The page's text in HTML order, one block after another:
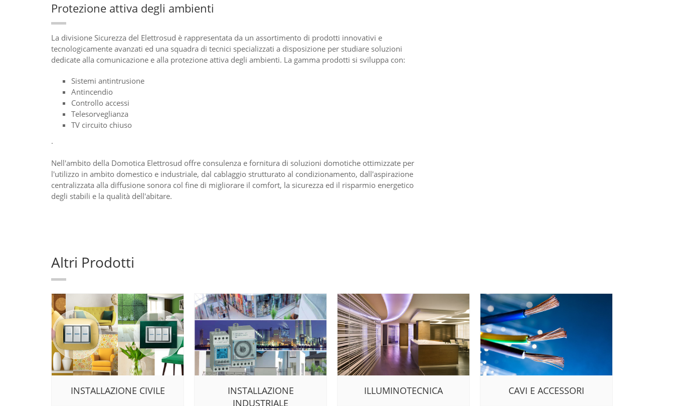
Protezione attiva degli ambienti
La divisione Sicurezza del Elettrosud è rappresentata da un assortimento di prodotti innovativi e
tecnologicamente avanzati ed una squadra di tecnici specializzati a disposizione per studiare soluzioni
dedicate alla comunicazione e alla protezione attiva degli ambienti. La gamma prodotti si sviluppa con:
Sistemi antintrusione
Antincendio
Controllo accessi
Telesorveglianza
TV circuito chiuso
.
Nell'ambito della Domotica Elettrosud offre consulenza e fornitura di soluzioni domotiche ottimizzate per
l'utilizzo in ambito domestico e industriale, dal cablaggio strutturato al condizionamento, dall'aspirazione
centralizzata alla diffusione sonora col fine di migliorare il comfort, la sicurezza ed il risparmio energetico
degli stabili e la qualità dell'abitare.
Altri Prodotti
INSTALLAZIONE CIVILE
INSTALLAZIONE
INDUSTRIALE
ILLUMINOTECNICA CAVI E ACCESSORI